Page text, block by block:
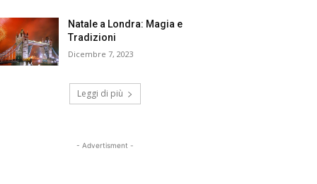
Natale a Londra: Magia e
Tradizioni
Dicembre 7, 2023
Leggi di più
- Advertisment -